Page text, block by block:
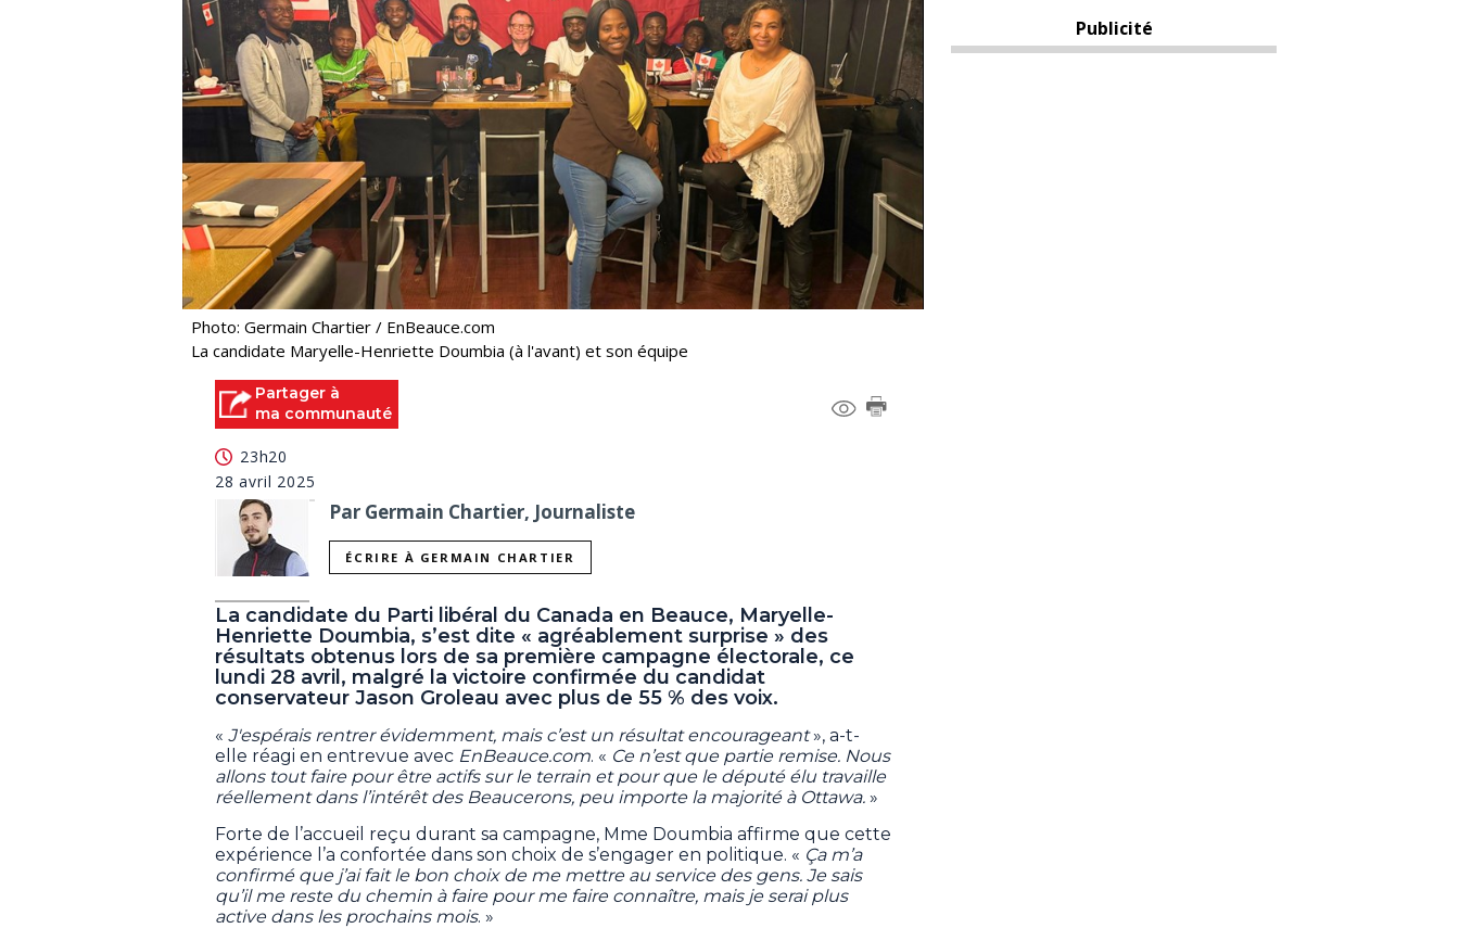
Photo: Germain Chartier / EnBeauce.com
La candidate Maryelle-Henriette Doumbia (à l'avant) et son équipe
Partager à
ma communauté
23h20
28 avril 2025
Par Germain Chartier, Journaliste
ÉCRIRE À GERMAIN CHARTIER
La candidate du Parti libéral du Canada en Beauce, Maryelle-
Henriette Doumbia, s’est dite « agréablement surprise » des
résultats obtenus lors de sa première campagne électorale, ce
lundi 28 avril, malgré la victoire confirmée du candidat
conservateur Jason Groleau avec plus de 55 % des voix.
« J'espérais rentrer évidemment, mais c’est un résultat encourageant», a-t-
elle réagi en entrevue avec EnBeauce.com. « Ce n’est que partie remise. Nous
allons tout faire pour être actifs sur le terrain et pour que le député élu travaille
réellement dans l’intérêt des Beaucerons, peu importe la majorité à Ottawa. »
Forte de l’accueil reçu durant sa campagne, Mme Doumbia affirme que cette
expérience l’a confortée dans son choix de s’engager en politique. « Ça m’a
confirmé que j’ai fait le bon choix de me mettre au service des gens. Je sais
qu’il me reste du chemin à faire pour me faire connaître, mais je serai plus
active dans les prochains mois. »
Publicité